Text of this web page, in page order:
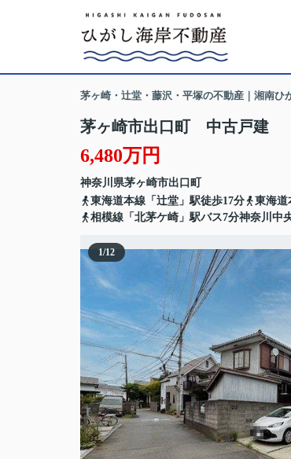
茅ヶ崎・辻堂・藤沢・平塚の不動産｜湘南ひ
茅ヶ崎市出口町 中古戸建
6,480万円
神奈川県茅ヶ崎市出口町
東海道本線「辻堂」駅徒歩17分
東海道
相模線「北茅ケ崎」駅バス7分神奈川中
1/12